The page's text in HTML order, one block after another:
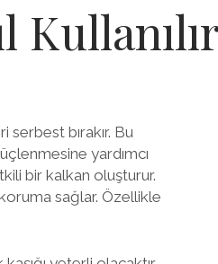
bırakır. Bu
yardımcı
bir kalkan oluşturur.
sağlar. Özellikle